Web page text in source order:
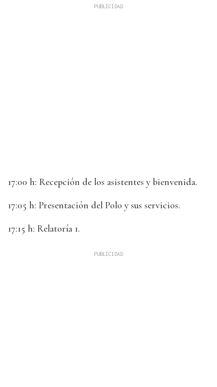
17:00 h: Recepción de los asistentes y bienvenida.
17:05 h: Presentación del Polo y sus servicios.
17:15 h: Relatoría 1.